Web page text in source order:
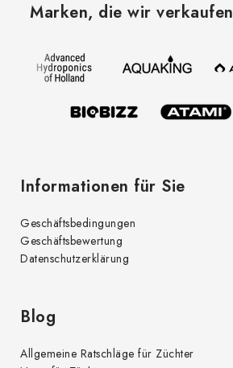
Marken, die wir verkaufen
Informationen für Sie
Geschäftsbedingungen
Geschäftsbewertung
Datenschutzerklärung
Blog
Allgemeine Ratschläge für Züchter